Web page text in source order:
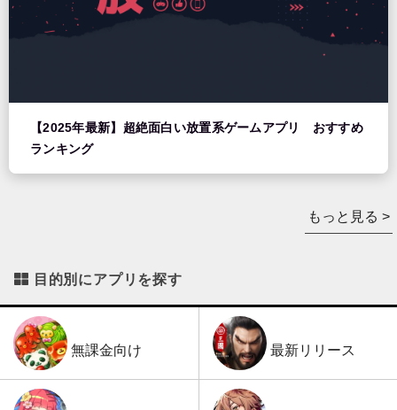
【2025年最新】超絶面白い放置系ゲームアプリ おすすめ
ランキング
もっと見る >
目的別にアプリを探す
無課金向け 最新リリース